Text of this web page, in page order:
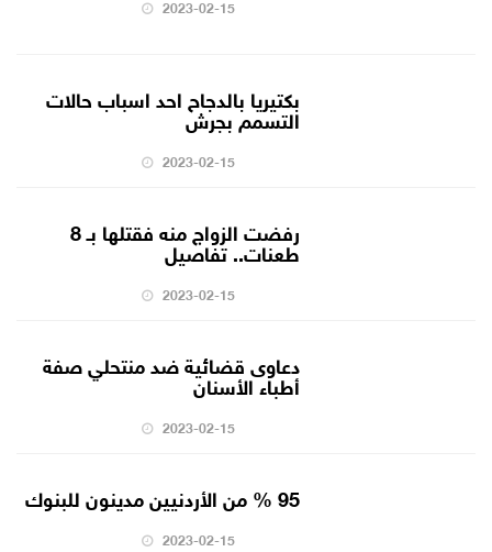
2023-02-15
بكتيريا بالدجاح احد اسباب حالات
التسمم بجرش
2023-02-15
رفضت الزواج منه فقتلها بـ 8
طعنات.. تفاصيل
2023-02-15
دعاوى قضائية ضد منتحلي صفة
أطباء الأسنان
2023-02-15
95 % من الأردنيين مدينون للبنوك
2023-02-15